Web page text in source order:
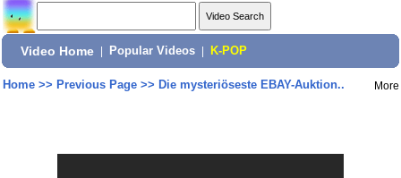
Video Home Popular Videos K-POP
Home>> Previous Page>> Die mysteriöseste EBAY-Auktion.. More